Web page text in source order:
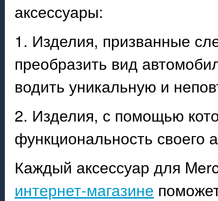
аксессуары:
1. Изделия, призванные
преобразить вид
водить уникальную и
2. Изделия, с помощью
функциональность своего
Каждый аксессуар для
интернет-магазине